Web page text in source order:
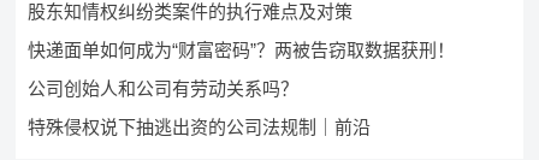
股东知情权纠纷类案件的执行难点及对策
快递面单如何成为“财富密码”？两被告窃取数据获刑！
公司创始人和公司有劳动关系吗？
特殊侵权说下抽逃出资的公司法规制｜前沿